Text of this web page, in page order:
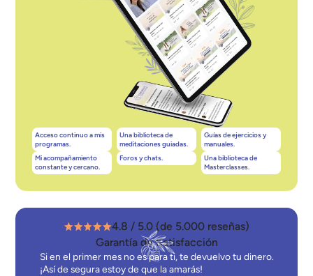
Acceso continuo a mis
programas.
Mi acompañamiento
constante y cercano.
Una biblioteca de
meditaciones guiadas.
Foros y chats.
Guías de ejercicios y
manuales.
Una biblioteca de
Masterclasses.
4.8 / 5.0 (de 5.000 reseñas)
Garantía de Satisfacción
Si en el primer mes no es para ti, te devuelvo tu dinero.
¡Así de segura estoy de que la amarás!